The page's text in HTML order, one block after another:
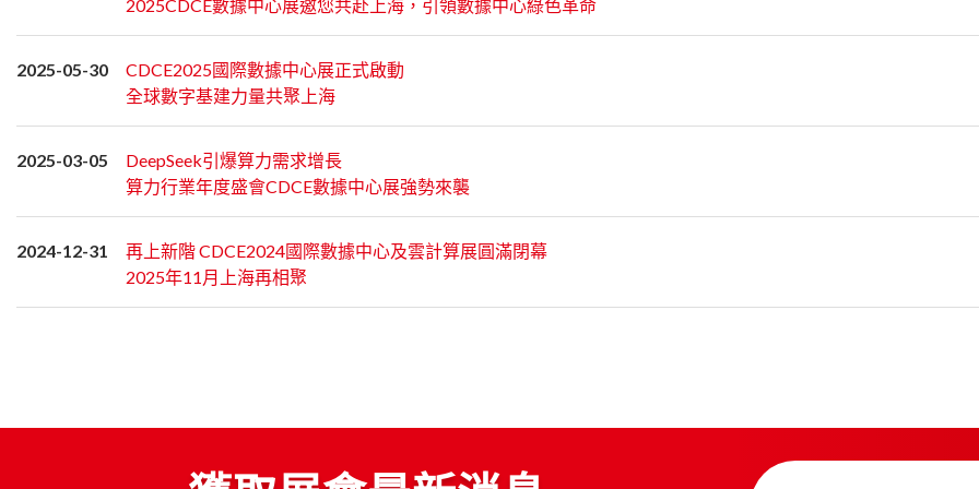
2025CDCE數據中心展邀您共赴上海，引領數據中心綠色革命
2025-05-30
CDCE2025國際數據中心展正式啟動
全球數字基建力量共聚上海
2025-03-05
DeepSeek引爆算力需求增長
算力行業年度盛會CDCE數據中心展強勢來襲
2024-12-31
再上新階 CDCE2024國際數據中心及雲計算展圓滿閉幕
2025年11月上海再相聚